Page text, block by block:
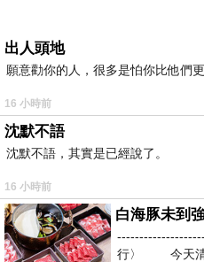
出人頭地
願意勸你的人，很多是怕你比他們更
16 小時前
沈默不語
沈默不語，其實是已經說了。
16 小時前
白海豚未到
行〉 今天清